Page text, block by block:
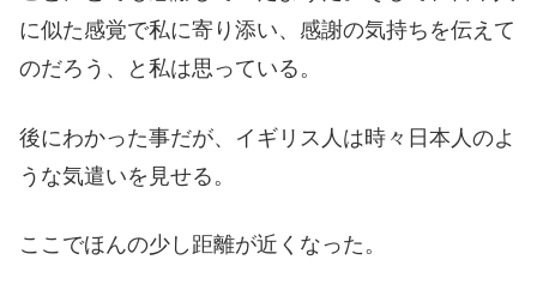
に似た感覚で私に寄り添い、感謝の気持ちを伝えて
のだろう、と私は思っている。
後にわかった事だが、イギリス人は時々日本人のよ
うな気遣いを見せる。
ここでほんの少し距離が近くなった。